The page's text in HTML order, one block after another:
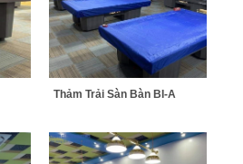
Thảm Trải Sàn Bàn BI-A